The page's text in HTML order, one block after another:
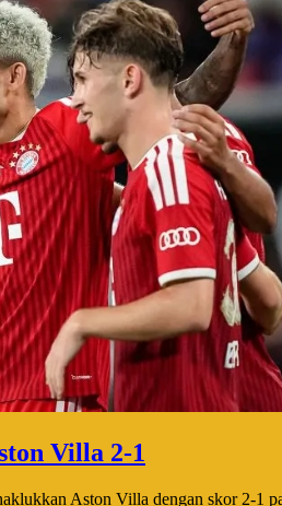
Villa 2-1
Aston Villa dengan skor 2-1